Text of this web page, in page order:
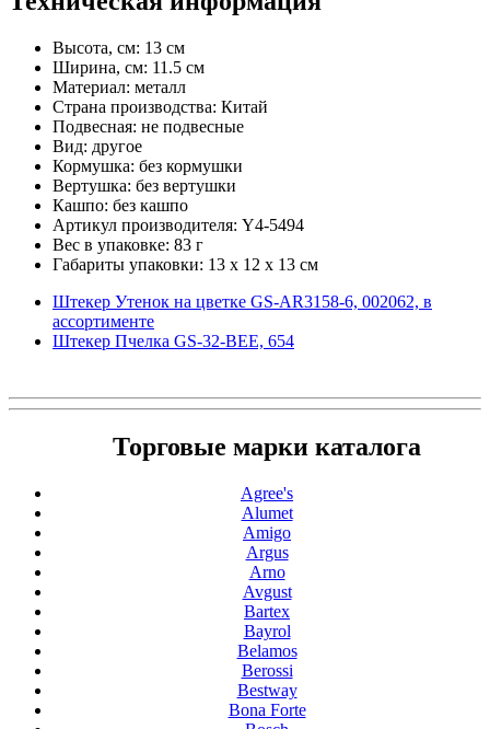
Высота, см: 13 см
Ширина, см: 11.5 см
Материал: металл
Страна производства: Китай
Подвесная: не подвесные
Вид: другое
Кормушка: без кормушки
Вертушка: без вертушки
Кашпо: без кашпо
Артикул производителя: Y4-5494
Вес в упаковке: 83 г
Габариты упаковки: 13 x 12 x 13 см
Штекер Утенок на цветке GS-AR3158-6, 002062, в
ассортименте
Штекер Пчелка GS-32-ВЕЕ, 654
Торговые марки каталога
Agree's
Alumet
Amigo
Argus
Arno
Avgust
Bartex
Bayrol
Belamos
Berossi
Bestway
Bona Forte